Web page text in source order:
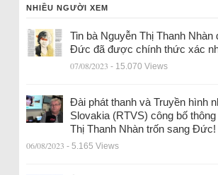
NHIỀU NGƯỜI XEM
Tin bà Nguyễn Thị Thanh Nhàn
Đức đã được chính thức xác
07/08/2023 - 15.070 Views
Đài phát thanh và Truyền hình
Slovakia (RTVS) công bố
Thị Thanh Nhàn trốn sang Đức!
06/08/2023 - 5.165 Views